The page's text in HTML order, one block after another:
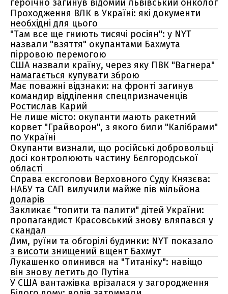
героїчно загинув відомий львівський онколог
Проходження ВЛК в Україні: які документи
необхідні для цього
"Там все ще гниють тисячі росіян": у NYT
назвали "взяття" окупантами Бахмута
пірровою перемогою
США назвали країну, через яку ПВК "Вагнера"
намагається купувати зброю
Має поважні відзнаки: на фронті загинув
командир відділення спецпризначенців
Ростислав Карий
Не лише місто: окупанти мають ракетний
корвет "Грайворон", з якого били "Калібрами"
по Україні
Окупанти визнали, що російські добровольці
досі контролюють частину Бєлгородської
області
Справа ексголови Верховного Суду Князєва:
НАБУ та САП вилучили майже пів мільйона
доларів
Закликає "топити та палити" дітей України:
пропагандист Красовський знову вляпався у
скандал
Дим, руїни та обгорілі будинки: NYT показало
з висоти знищений вщент Бахмут
Лукашенко опинився на "Титаніку": навіщо
він знову летить до Путіна
У США вантажівка врізалася у загородження